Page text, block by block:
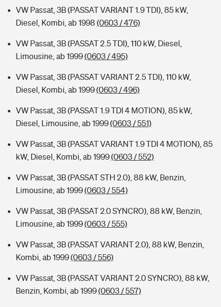
VW Passat, 3B (PASSAT VARIANT 1.9 TDI), 85 kW,
Diesel, Kombi, ab 1998 (0603 / 476)
VW Passat, 3B (PASSAT 2.5 TDI), 110 kW, Diesel,
Limousine, ab 1999(0603 / 495)
VW Passat, 3B (PASSAT VARIANT 2.5 TDI), 110 kW,
Diesel, Kombi, ab 1999(0603 / 496)
VW Passat, 3B (PASSAT 1.9 TDI 4 MOTION), 85 kW,
Diesel, Limousine, ab 1999(0603 / 551)
VW Passat, 3B (PASSAT VARIANT 1.9 TDI 4 MOTION), 85
kW, Diesel, Kombi, ab 1999(0603 / 552)
VW Passat, 3B (PASSAT STH 2.0), 88 kW, Benzin,
Limousine, ab 1999(0603 / 554)
VW Passat, 3B (PASSAT 2.0 SYNCRO), 88 kW, Benzin,
Limousine, ab 1999(0603 / 555)
VW Passat, 3B (PASSAT VARIANT 2.0), 88 kW, Benzin,
Kombi, ab 1999(0603 / 556)
VW Passat, 3B (PASSAT VARIANT 2.0 SYNCRO), 88 kW,
Benzin, Kombi, ab 1999(0603 / 557)